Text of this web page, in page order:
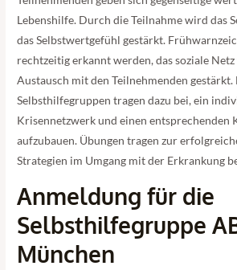
Lebenshilfe. Durch die Teilnahme wird das
das Selbstwertgefühl gestärkt.
rechtzeitig erkannt werden, das soziale
Austausch mit den Teilnehmenden gestärkt.
Selbsthilfegruppen tragen dazu bei, ein
Krisennetzwerk und einen entsprechenden
aufzubauen. Übungen tragen zur
Strategien im Umgang mit der Erkrankung
Anmeldung für die
Selbsthilfegruppe
München